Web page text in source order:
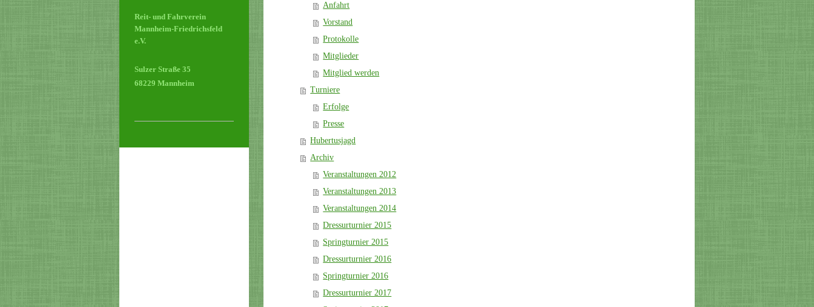
Anfahrt
Vorstand
Protokolle
Mitglieder
Mitglied werden
Turniere
Erfolge
Presse
Hubertusjagd
Archiv
Veranstaltungen 2012
Veranstaltungen 2013
Veranstaltungen 2014
Dressurturnier 2015
Springturnier 2015
Dressurturnier 2016
Springturnier 2016
Dressurturnier 2017
Reit- und Fahrverein
Mannheim-Friedrichsfeld
e.V.
Sulzer Straße 35
68229 Mannheim